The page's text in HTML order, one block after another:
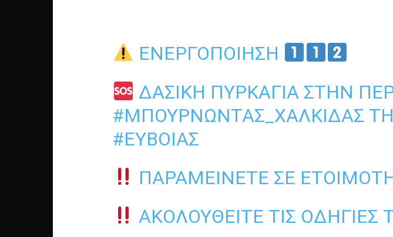
ΕΝΕΡΓΟΠΟΊΗΣΗ
ΔΑΣΙΚΉ ΠΥΡΚΑΓΙΆ ΣΤΗΝ
#ΜΠΟΥΡΝΏΝΤΑΣ_ΧΑΛΚΊΔΑΣ
#ΕΎΒΟΙΑΣ
ΠΑΡΑΜΕΊΝΕΤΕ ΣΕ
ΑΚΟΛΟΥΘΕΊΤΕ ΤΙΣ ΟΔΗΓΊΕΣ